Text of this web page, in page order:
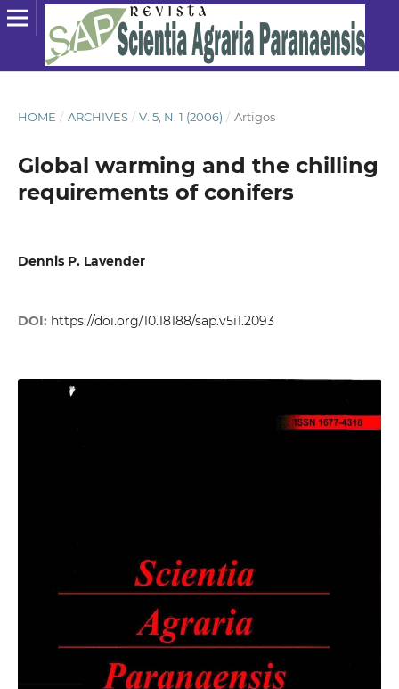
HOME / ARCHIVES / V. 5, N. 1 (2006) / Artigos
Global warming and the chilling
requirements of conifers
Dennis P. Lavender
DOI: https://doi.org/10.18188/sap.v5i1.2093